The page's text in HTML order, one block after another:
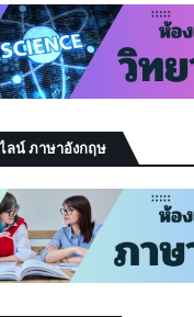
ลน์ ภาษาอังกฤษ